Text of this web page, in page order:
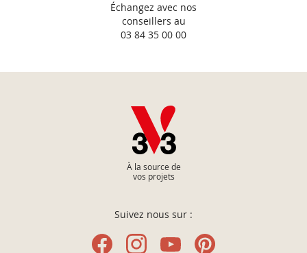
Échangez avec nos
conseillers au
03 84 35 00 00
À la source de
vos projets
Suivez nous sur :